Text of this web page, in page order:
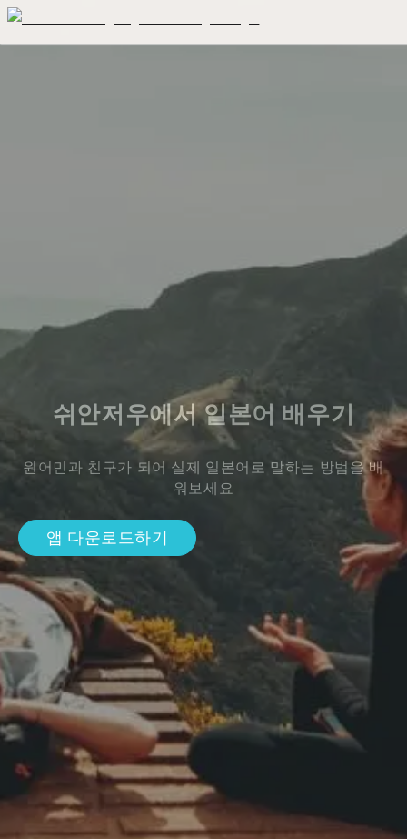
쉬안저우에서 일본어 배우기
원어민과 친구가 되어 실제 일본어로 말하는 방법을 배
워보세요
앱 다운로드하기